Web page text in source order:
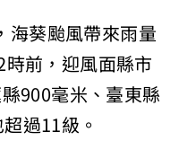
葵颱風帶來雨量
前，迎風面縣市
900毫米、臺東縣
過11級。